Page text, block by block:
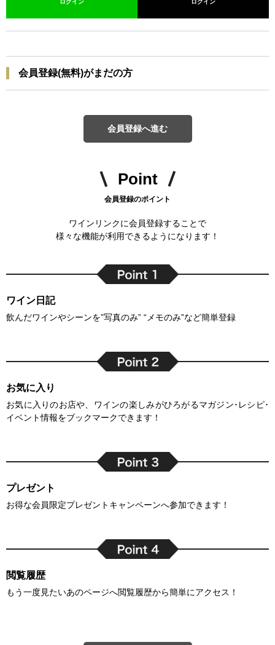
ログイン
ログイン
会員登録(無料)がまだの方
会員登録へ進む
Point
会員登録のポイント
ワインリンクに会員登録することで
様々な機能が利用できるようになります！
ワイン日記
飲んだワインやシーンを”写真のみ” “メモのみ”など簡単登録
お気に入り
お気に入りのお店や、ワインの楽しみがひろがるマガジン･レシピ･
イベント情報をブックマークできます！
プレゼント
お得な会員限定プレゼントキャンペーンへ参加できます！
閲覧履歴
もう一度見たいあのページへ閲覧履歴から簡単にアクセス！